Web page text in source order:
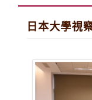
日本大學視